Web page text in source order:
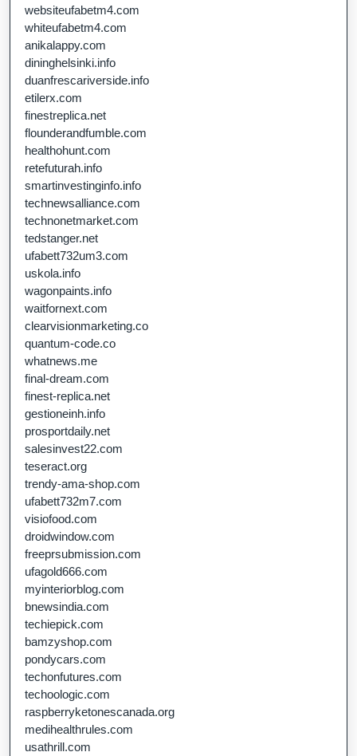
websiteufabetm4.com
whiteufabetm4.com
anikalappy.com
dininghelsinki.info
duanfrescariverside.info
etilerx.com
finestreplica.net
flounderandfumble.com
healthohunt.com
retefuturah.info
smartinvestinginfo.info
technewsalliance.com
technonetmarket.com
tedstanger.net
ufabett732um3.com
uskola.info
wagonpaints.info
waitfornext.com
clearvisionmarketing.co
quantum-code.co
whatnews.me
final-dream.com
finest-replica.net
gestioneinh.info
prosportdaily.net
salesinvest22.com
teseract.org
trendy-ama-shop.com
ufabett732m7.com
visiofood.com
droidwindow.com
freeprsubmission.com
ufagold666.com
myinteriorblog.com
bnewsindia.com
techiepick.com
bamzyshop.com
pondycars.com
techonfutures.com
techoologic.com
raspberryketonescanada.org
medihealthrules.com
usathrill.com